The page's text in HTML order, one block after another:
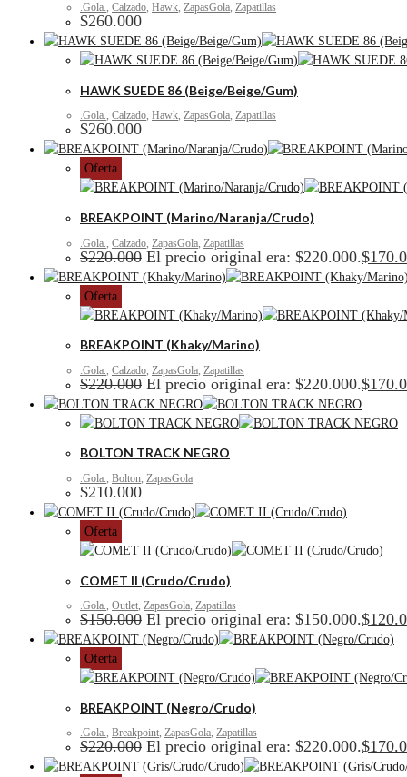
.Gola., Calzado, Hawk, ZapasGola, Zapatillas
$260.000
HAWK SUEDE 86 (Beige/Beige/Gum)
.Gola., Calzado, Hawk, ZapasGola, Zapatillas
$260.000
Oferta
BREAKPOINT (Marino/Naranja/Crudo)
.Gola. Calzado ZapasGola Zapatillas
$220.000 El precio original era: $220.000.$
Oferta
BREAKPOINT (Khaky/Marino)
.Gola. Calzado ZapasGola Zapatillas
$220.000 El precio original era: $220.000.$
BOLTON TRACK NEGRO
.Gola., Bolton, ZapasGola
$210.000
Oferta
COMET II (Crudo/Crudo)
.Gola., Outlet, ZapasGola, Zapatillas
$150.000 El precio original era: $150.000.$
Oferta
BREAKPOINT (Negro/Crudo)
.Gola., Breakpoint, ZapasGola, Zapatillas
$220.000 El precio original era: $220.000.$